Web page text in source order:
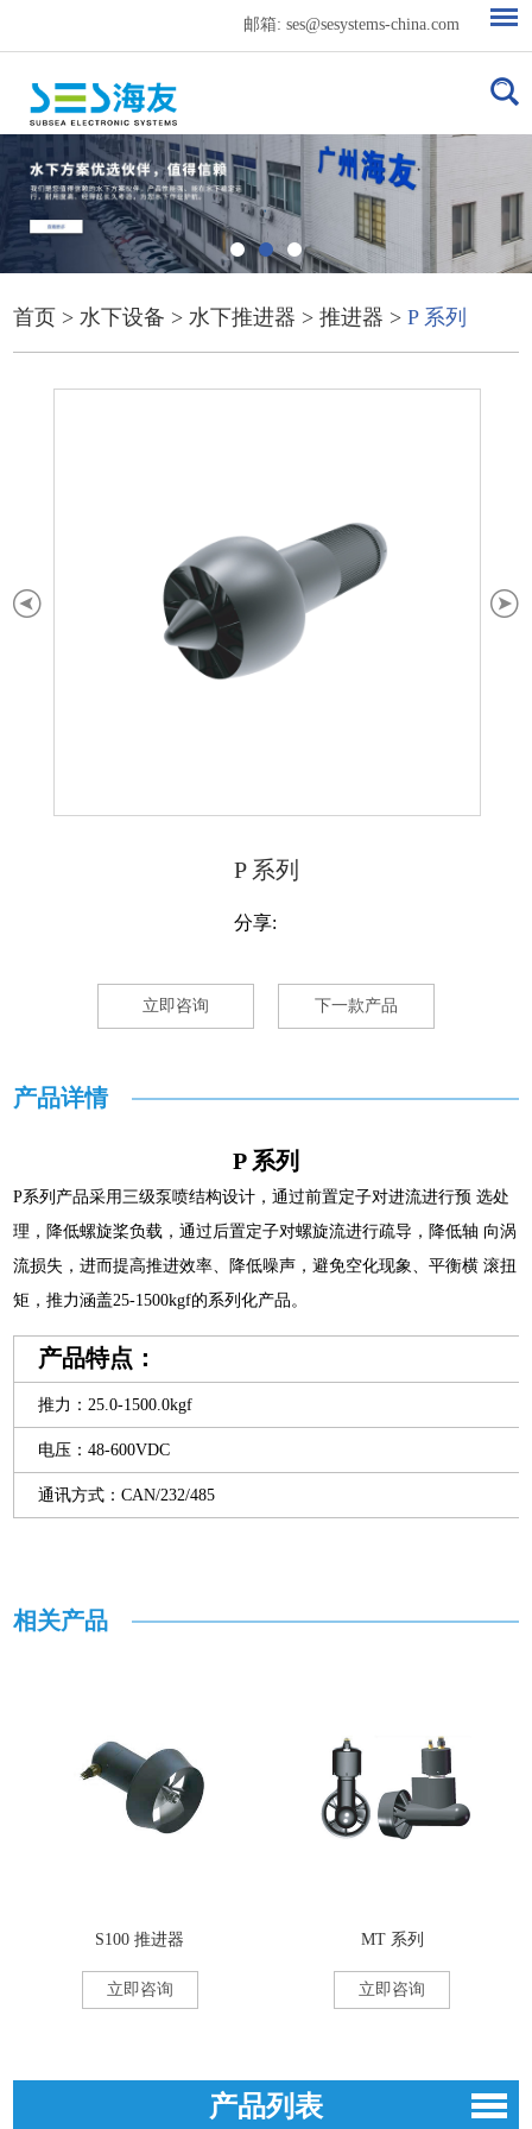
邮箱: ses@sesystems-china.com
首页 > 水下设备 > 水下推进器 >推进器 >P 系列
P 系列
分享:
立即咨询 下一款产品
产品详情
P 系列
P系列产品采用三级泵喷结构设计，通过前置定子对进流进行预 选处
理，降低螺旋桨负载，通过后置定子对螺旋流进行疏导，降低轴 向涡
流损失，进而提高推进效率、降低噪声，避免空化现象、平衡横 滚扭
矩，推力涵盖25-1500kgf的系列化产品。
产品特点：
推力：25.0-1500.0kgf
电压：48-600VDC
通讯方式：CAN/232/485
相关产品
S100 推进器
立即咨询
MT 系列
立即咨询
产品列表